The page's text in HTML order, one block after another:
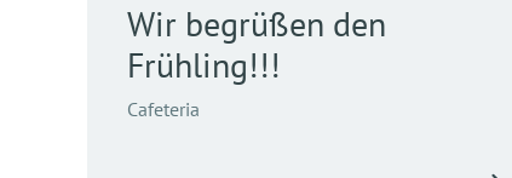
Wir begrüßen den
Frühling!!!
Cafeteria